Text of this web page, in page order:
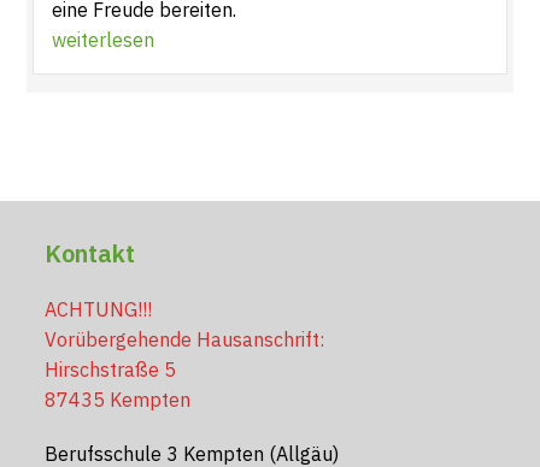
eine Freude bereiten.
weiterlesen
Kontakt
ACHTUNG!!!
Vorübergehende Hausanschrift:
Hirschstraße 5
87435 Kempten
Berufsschule 3 Kempten (Allgäu)